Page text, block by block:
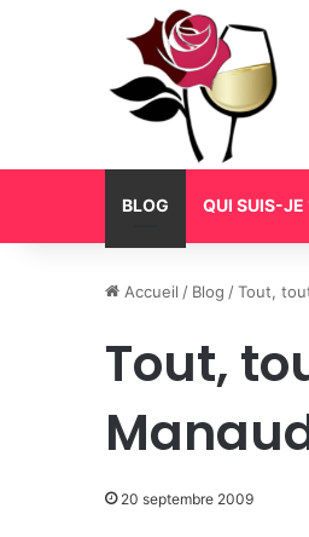
BLOG QUI SUIS-JE
Accueil / Blog /Tout,
Tout,
20 septembre 2009